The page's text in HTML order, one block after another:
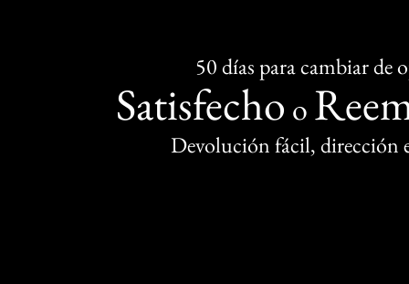
50 días para cambiar de
Satisfecho o
Devolución fácil, dirección